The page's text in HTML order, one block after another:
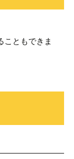
こともできま